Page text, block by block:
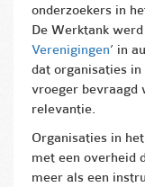
onderzoekers in
De Werktank
Verenigingen’ in
dat organisaties
vroeger bevraagd
relevantie.
Organisaties in
met een overheid
meer als een